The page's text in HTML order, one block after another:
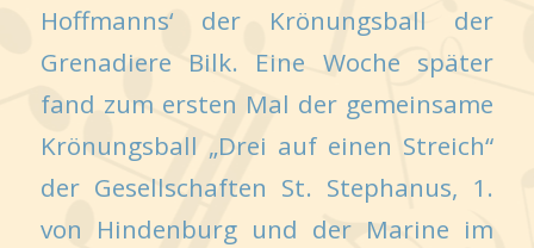
Hoffmanns‘ der Krönungsball der
Grenadiere Bilk. Eine Woche später
fand zum ersten Mal der gemeinsame
Krönungsball „Drei auf einen Streich“
der Gesellschaften St. Stephanus, 1.
von Hindenburg und der Marine im